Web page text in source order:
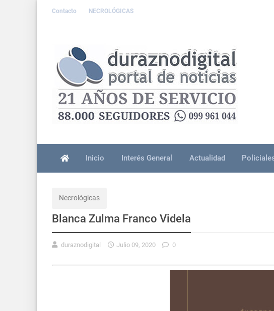
Contacto NECROLÓGICAS
Inicio Interés General Actualidad
Necrológicas
Blanca Zulma Franco Videla
duraznodigital Julio 09, 2020 0